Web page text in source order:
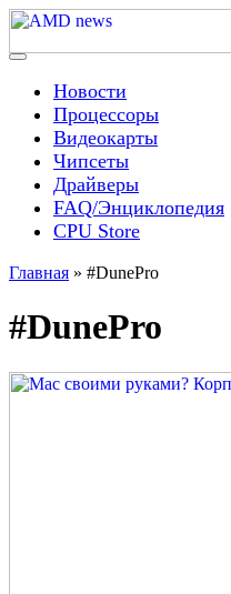
Skip
content
AMD news
Menu
Новости
Процессоры
Видеокарты
Чипсеты
Драйверы
FAQ/Энциклопедия
CPU Store
Главная » #DunePro
#DunePro